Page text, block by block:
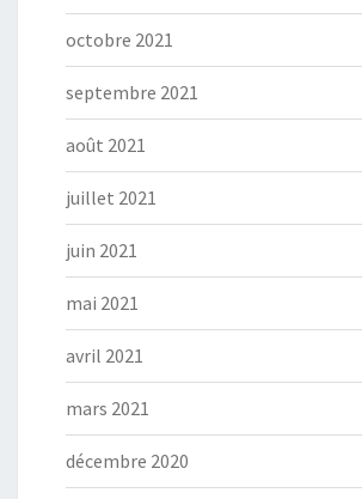
octobre 2021
septembre 2021
août 2021
juillet 2021
juin 2021
mai 2021
avril 2021
mars 2021
décembre 2020